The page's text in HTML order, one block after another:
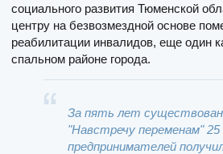
социального развития Тюменской
центру на безвозмездной основе
реабилитации инвалидов, еще один
спальном районе города.
За пять лет
"Навстречу переменам"
предпринимателей